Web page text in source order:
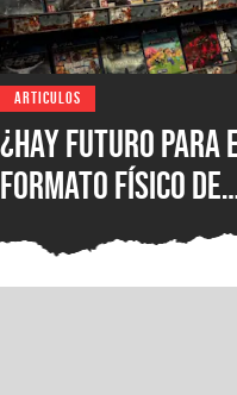
ARTICULOS
¿Hay futuro para
formato físico de
videojuegos en
Entrevista con Iván